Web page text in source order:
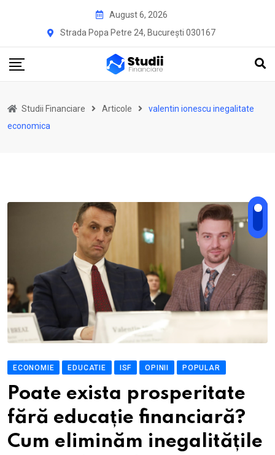
August 6, 2026
Strada Popa Petre 24, București 030167
Studii Financiare Articole
valentin ionescu inegalitate
economica
ECONOMIE EDUCATIE ISF OPINII POPULAR
Poate exista prosperitate
fără educație financiară?
Cum eliminăm inegalitățile